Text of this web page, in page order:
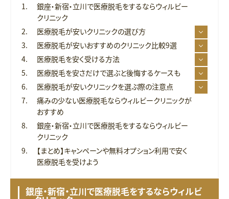
銀座・新宿・立川で医療脱毛をするならウィルビー
クリニック
医療脱毛が安いクリニックの選び方
医療脱毛が安いおすすめのクリニック比較9選
医療脱毛を安く受ける方法
医療脱毛を安さだけで選ぶと後悔するケースも
医療脱毛が安いクリニックを選ぶ際の注意点
痛みの少ない医療脱毛ならウィルビークリニックが
おすすめ
銀座・新宿・立川で医療脱毛をするならウィルビー
クリニック
【まとめ】キャンペーンや無料オプション利用で安く
医療脱毛を受けよう
銀座・新宿・立川で医療脱毛をするならウィルビ